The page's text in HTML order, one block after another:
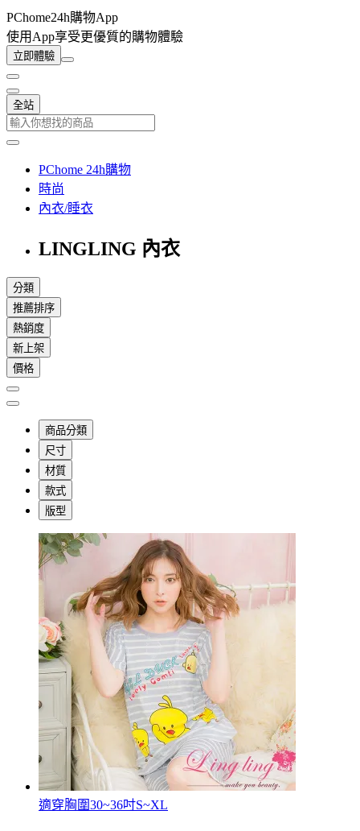
PChome24h購物App
使用App享受更優質的購物體驗
立即體驗
全站
PChome 24h購物
時尚
內衣/睡衣
LINGLING 內衣
分類
推薦排序
熱銷度
新上架
價格
商品分類
尺寸
材質
款式
版型
適穿胸圍30~36吋S~XL